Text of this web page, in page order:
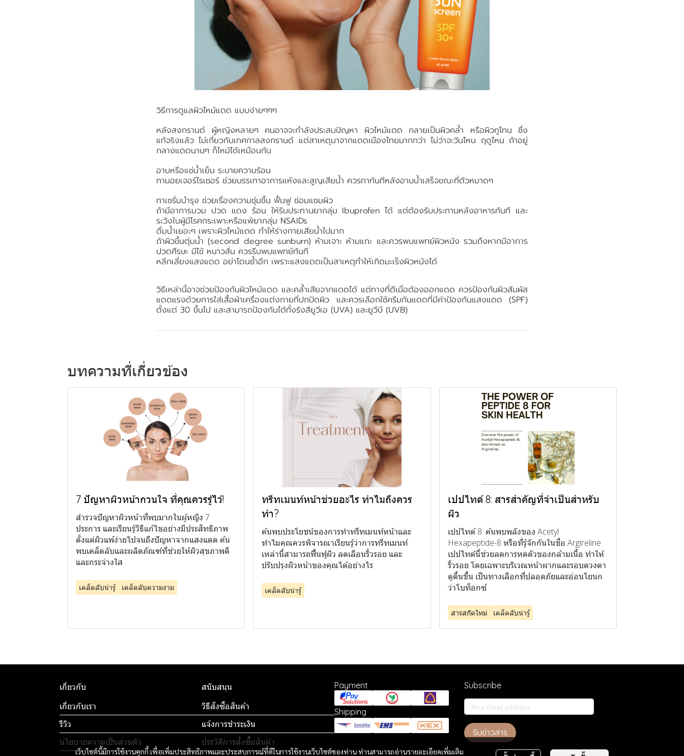
วิธีการดูแลผิวไหม้แดด แบบง่ายๆๆๆ
หลังสงกรานต์ ผู้หญิงหลายๆ คนอาจจะกำลังประสบปัญหา ผิวไหม้แดด กลายเป็นผิวคล้ำ หรือผิวทูโทน ซึ่ง
แท้จริงแล้ว ไม่เกี่ยวกับเทศกาลสงกรานต์ แต่สาเหตุมาจากแดดเมืองไทยมากกว่า ไม่ว่าจะวันไหน ฤดูไหน ถ้าอยู่
กลางแดดนานๆ ก็ไหม้ได้เหมือนกัน
อาบหรือแช่น้ำเย็น ระบายความร้อน
ทามอยเจอร์ไรเซอร์ ช่วยบรรเทาอาการแห้งและสูญเสียน้ำ ควรทาทันทีหลังอาบน้ำเสร็จขณะที่ตัวหมาดๆ
ทาเซรั่มบำรุง ช่วยเรื่องความชุ่มชื้น ฟื้นฟู ซ่อมแซมผิว
ถ้ามีอาการบวม ปวด แดง ร้อน ให้รับประทานยากลุ่ม Ibuprofen ได้ แต่ต้องรับประทานหลังอาหารทันที และ
ระวังในผู้มีโรคกระเพาะหรือแพ้ยากลุ่ม NSAIDs
ดื่มน้ำเยอะๆ เพราะผิวไหม้แดด ทำให้ร่างกายเสียน้ำไปมาก
ถ้าผิวขึ้นตุ่มน้ำ (second degree sunburn) ห้ามเจาะ ห้ามแกะ และควรพบแพทย์ผิวหนัง รวมถึงหากมีอาการ
ปวดศีรษะ มีไข้ หนาวสั่น ควรรีบพบแพทย์ทันที
หลีกเลี่ยงแสงแดด อย่าโดนซ้ำอีก เพราะแสงแดดเป็นสาเหตุทำให้เกิดมะเร็งผิวหนังได้
วิธีเหล่านี้อาจช่วยป้องกันผิวไหม้แดด และคล้ำเสียจากแดดได้ แต่ทางที่ดีเมื่อต้องออกแดด ควรป้องกันผิวสัมผัส
แดดแรงด้วยการใส่เสื้อผ้าเครื่องแต่งกายที่ปกปิดผิว และควรเลือกใช้ครีมกันแดดที่มีค่าป้องกันแสงแดด (SPF)
ตั้งแต่ 30 ขึ้นไป และสามารถป้องกันได้ทั้งรังสียูวีเอ (UVA) และยูวีบี (UVB)
บทความที่เกี่ยวข้อง
7 ปัญหาผิวหน้ากวนใจ ที่คุณควรรู้ไว้!
สำรวจปัญหาผิวหน้าที่พบมากในผู้หญิง 7
ประการ และเรียนรู้วิธีแก้ไขอย่างมีประสิทธิภาพ
ตั้งแต่ผิวแพ้ง่ายไปจนถึงปัญหาจากแสงแดด ค้น
พบเคล็ดลับและผลิตภัณฑ์ที่ช่วยให้ผิวสุขภาพดี
และกระจ่างใส
เคล็ดลับน่ารู้ เคล็ดลับความงาม
ทรีทเมนท์หน้าช่วยอะไร ทำไมถึงควร
ทำ?
ค้นพบประโยชน์ของการทำทรีทเมนท์หน้าและ
ทำไมคุณควรพิจารณาเรียนรู้ว่าการทรีทเมนท์
เหล่านี้สามารถฟื้นฟูผิว ลดเลือนริ้วรอย และ
ปรับปรุงผิวหน้าของคุณได้อย่างไร
เคล็ดลับน่ารู้
เปปไทด์ 8: สารสำคัญที่จำเป็นสำหรับ
ผิว
เปปไทด์ 8: ค้นพบพลังของ Acetyl
Hexapeptide-8 หรือที่รู้จักกันในชื่อ Argireline
เปปไทด์นี้ช่วยลดการหดตัวของกล้ามเนื้อ ทำให้
ริ้วรอย โดยเฉพาะบริเวณหน้าผากและรอบดวงตา
ดูตื้นขึ้น เป็นทางเลือกที่ปลอดภัยและอ่อนโยนก
ว่าโบท็อกซ์
สารสกัดใหม่ เคล็ดลับน่ารู้
เว็บไซต์นี้มีการใช้งานคุกกี้ เพื่อเพิ่มประสิทธิภาพและประสบการณ์ที่ดีในการใช้งานเว็บไซต์ของท่าน ท่านสามารถอ่านรายละเอียดเพิ่มเติม
เกี่ยวกับ
เกี่ยวกับเรา
รีวิว
นโยบายความเป็นส่วนตัว
สนับสนุน
วิธีสั่งซื้อสินค้า
แจ้งการชำระเงิน
ประวัติการสั่งซื้อสินค้า
Payment
Shipping
Subscribe
รับข่าวสาร